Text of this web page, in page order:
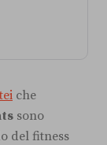
che
sono
del fitness